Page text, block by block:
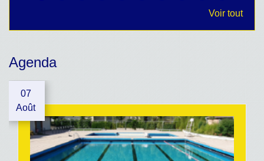
Voir tout
Agenda
07
Août